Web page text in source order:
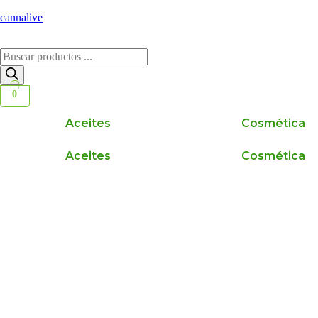
cannalive
Búsqueda
de
productos
0
Aceites Cosmética
Aceites Cosmética